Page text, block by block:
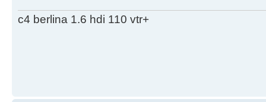
c4 berlina 1.6 hdi 110 vtr+